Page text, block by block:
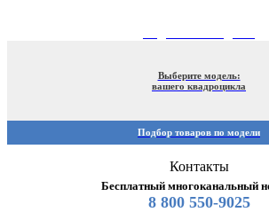
Выберите модель:
вашего квадроцикла
Подбор товаров по модели
Контакты
Бесплатный многоканальный
8 800 550-9025